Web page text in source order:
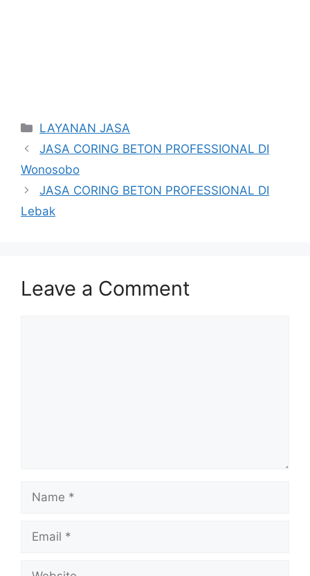
Categories
LAYANAN JASA
JASA CORING BETON PROFESSIONAL DI
Wonosobo
JASA CORING BETON PROFESSIONAL DI
Lebak
Leave a Comment